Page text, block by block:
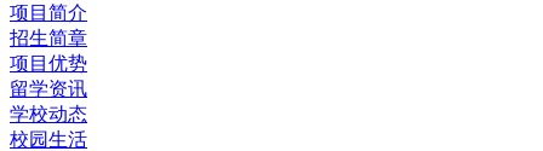
项目简介
招生简章
项目优势
留学资讯
学校动态
校园生活